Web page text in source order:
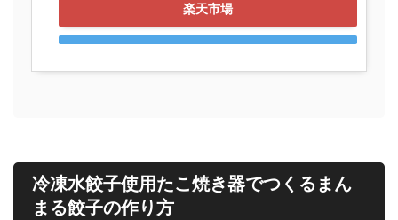
楽天市場
冷凍水餃子使用たこ焼き器でつくるまん
まる餃子の作り方